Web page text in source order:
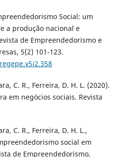
Social: um
a produção nacional e
de Empreendedorismo e
5(2) 101-123.
C. R., Ferreira, D. H. L. (2020).
em negócios sociais. Revista
C. R., Ferreira, D. H. L.,
social em
de Empreendedorismo,